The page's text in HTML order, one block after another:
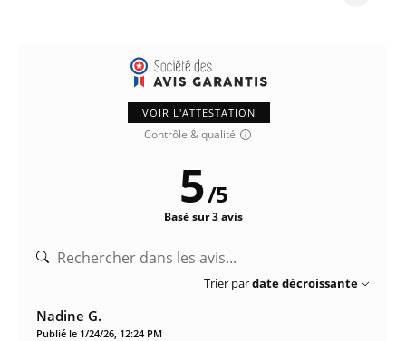
VOIR L'ATTESTATION
Contrôle & qualité
5/5
Basé sur 3 avis
Trier pardate décroissante
Nadine G.
Publié le 1/24/26, 12:24 PM